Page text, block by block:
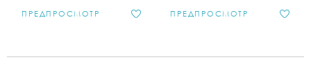
ПРЕДПРОСМОТР ПРЕДПРОСМОТР